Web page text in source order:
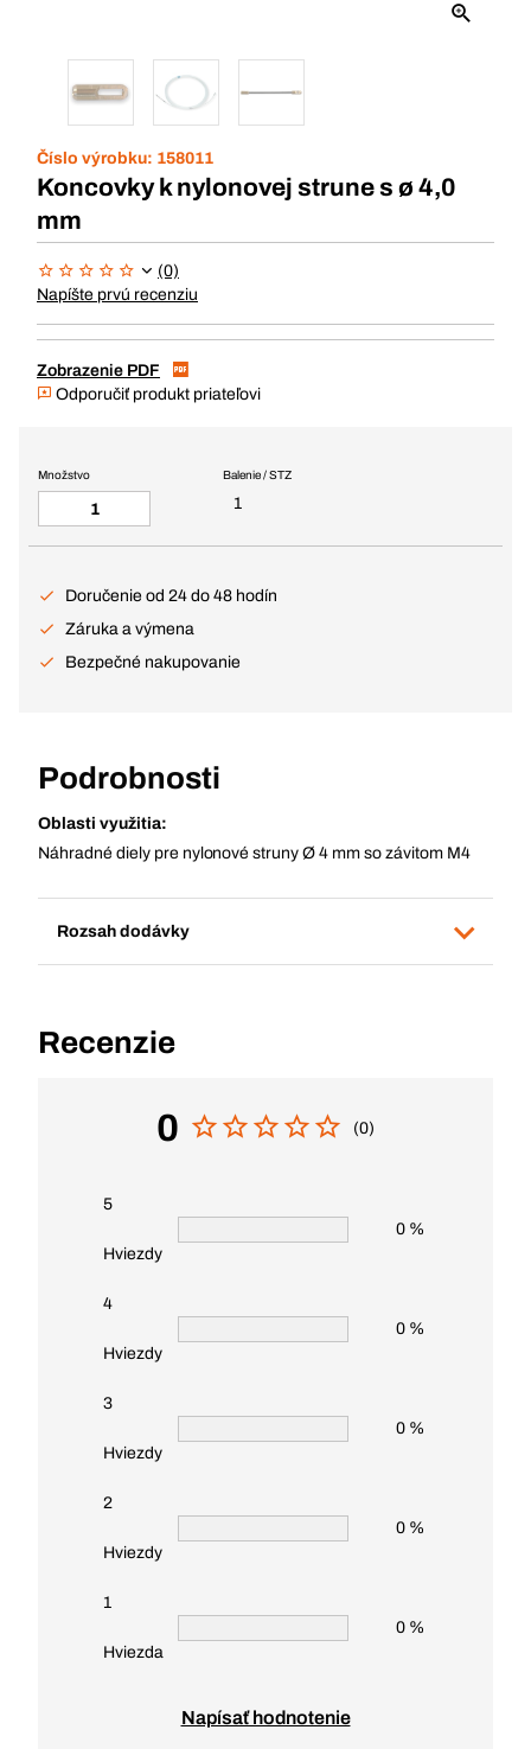
Číslo výrobku: 158011
Koncovky k nylonovej strune s ø 4,0
mm
(0)
Napíšte prvú recenziu
Zobrazenie PDF
Odporučiť produkt priateľovi
Balenie / STZ
1
Množstvo
Doručenie od 24 do 48 hodín
Záruka a výmena
Bezpečné nakupovanie
Podrobnosti
Oblasti využitia:
Náhradné diely pre nylonové struny Ø 4 mm so závitom M4
Rozsah dodávky
Recenzie
0 (0)
5
Hviezdy
0 %
4
Hviezdy
0 %
3
Hviezdy
0 %
2
Hviezdy
0 %
1
Hviezda
0 %
Napísať hodnotenie